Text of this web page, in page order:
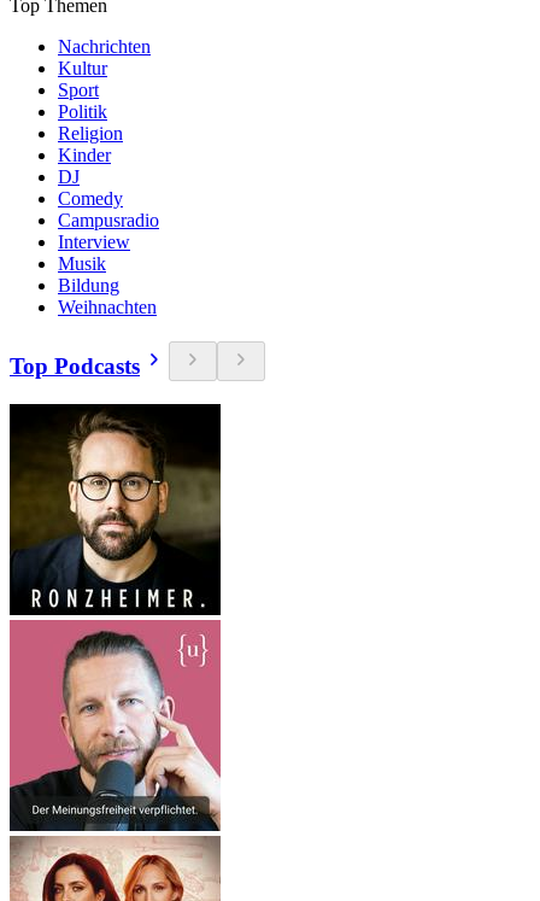
Top Themen
Nachrichten
Kultur
Sport
Politik
Religion
Kinder
DJ
Comedy
Campusradio
Interview
Musik
Bildung
Weihnachten
Top Podcasts